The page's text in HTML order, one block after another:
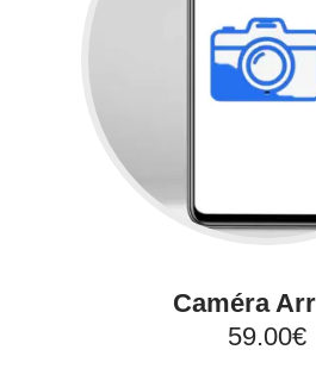
Caméra
59.00€